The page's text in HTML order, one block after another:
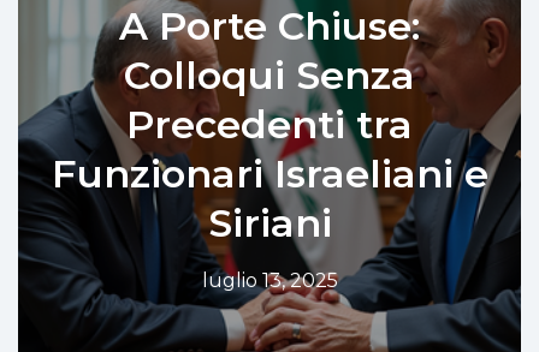
A Porte Chiuse:
Colloqui Senza
Precedenti tra
Funzionari Israeliani e
Siriani
luglio 13, 2025